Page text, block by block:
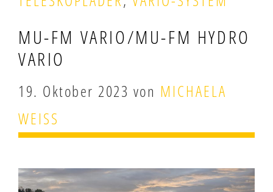
MU-FM VARIO/MU-FM HYDRO
VARIO
19. Oktober 2023 von MICHAELA
WEISS